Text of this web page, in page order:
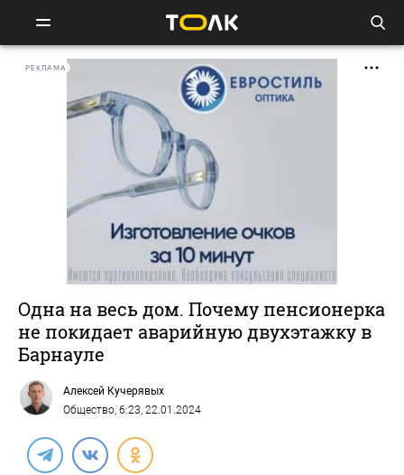
РЕКЛАМА
Одна на весь дом. Почему пенсионерка
не покидает аварийную двухэтажку в
Барнауле
Алексей Кучерявых
Общество, 6:23, 22.01.2024